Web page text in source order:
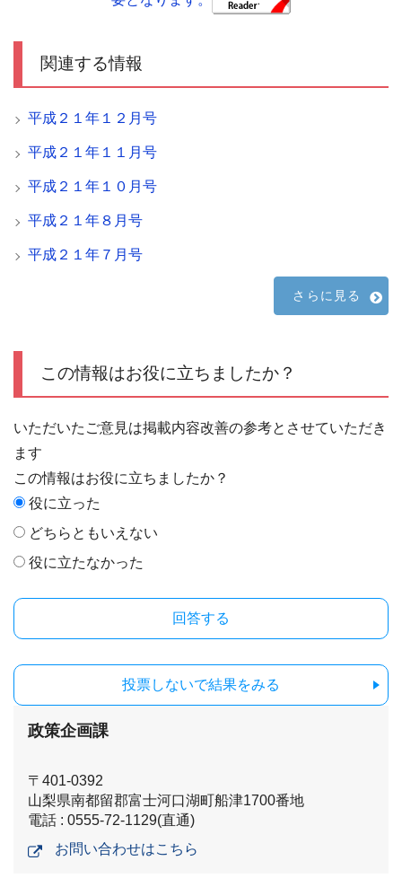
関連する情報
平成２１年１２月号
平成２１年１１月号
平成２１年１０月号
平成２１年８月号
平成２１年７月号
さらに見る
この情報はお役に立ちましたか？
いただいたご意見は掲載内容改善の参考とさせていただき
ます
この情報はお役に立ちましたか？
役に立った
どちらともいえない
役に立たなかった
投票しないで結果をみる
政策企画課
〒401-0392
山梨県南都留郡富士河口湖町船津1700番地
電話 : 0555-72-1129(直通)
お問い合わせはこちら